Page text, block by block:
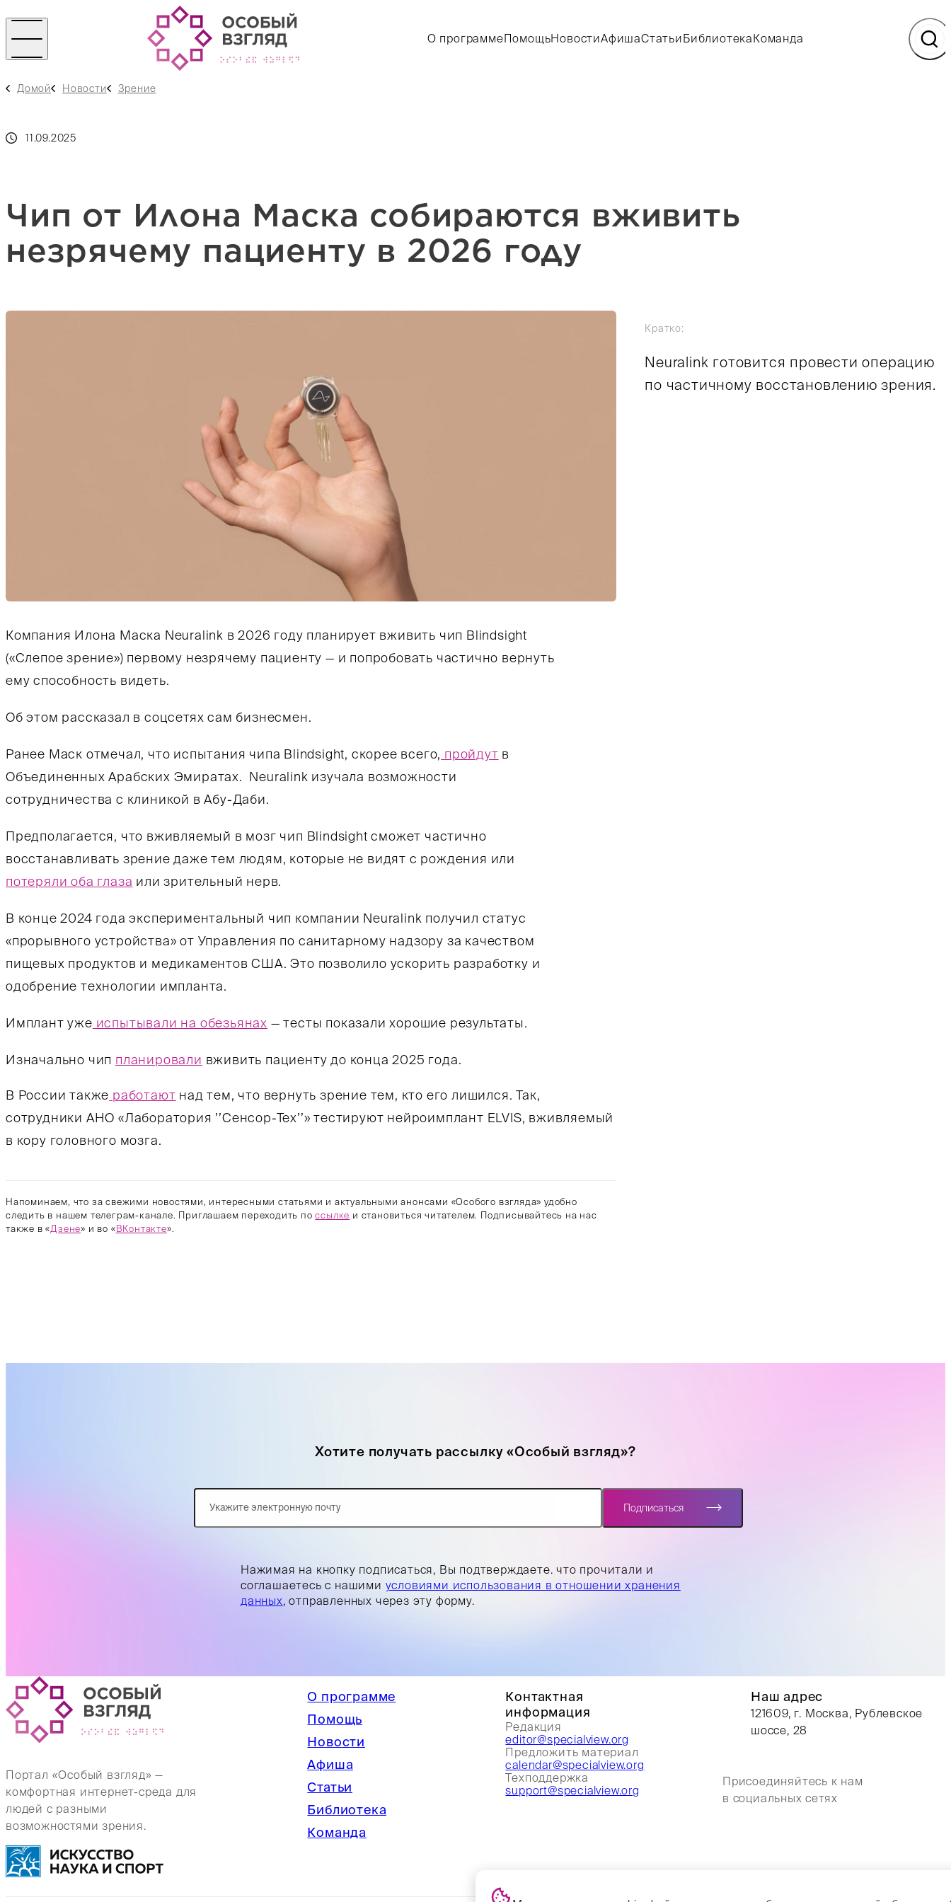
О программеПомощьНовостиАфишаСтатьиБиблиотекаКоманда
Домой Новости Зрение
11.09.2025
Чип от Илона Маска собираются вживить
незрячему пациенту в 2026 году
Кратко:
Neuralink готовится провести операцию
по частичному восстановлению зрения.
Компания Илона Маска Neuralink в 2026 году планирует вживить чип Blindsight
(«Слепое зрение») первому незрячему пациенту — и попробовать частично вернуть
ему способность видеть.
Об этом рассказал в соцсетях сам бизнесмен.
Ранее Маск отмечал, что испытания чипа Blindsight, скорее всего, пройдут в
Объединенных Арабских Эмиратах. Neuralink изучала возможности
сотрудничества с клиникой в Абу-Даби.
Предполагается, что вживляемый в мозг чип Blindsight сможет частично
восстанавливать зрение даже тем людям, которые не видят с рождения или
потеряли оба глаза или зрительный нерв.
В конце 2024 года экспериментальный чип компании Neuralink получил статус
«прорывного устройства» от Управления по санитарному надзору за качеством
пищевых продуктов и медикаментов США. Это позволило ускорить разработку и
одобрение технологии импланта.
Имплант уже испытывали на обезьянах — тесты показали хорошие результаты.
Изначально чип планировали вживить пациенту до конца 2025 года.
В России также работают над тем, что вернуть зрение тем, кто его лишился. Так,
сотрудники АНО «Лаборатория ’’Сенсор-Тех’’» тестируют нейроимплант ELVIS, вживляемый
в кору головного мозга.
Напоминаем, что за свежими новостями, интересными статьями и актуальными анонсами «Особого взгляда» удобно
следить в нашем телеграм-канале. Приглашаем переходить поссылке и становиться читателем. Подписывайтесь на нас
также в «Дзене» и во « ВКонтакте».
Хотите получать рассылку «Особый взгляд»?
Нажимая на кнопку подписаться, Вы подтверждаете. что прочитали и
соглашаетесь с нашими условиями использования в отношении хранения
данных, отправленных через эту форму.
Подписаться
Портал «Особый взгляд» —
комфортная интернет-среда для
людей с разными
возможностями зрения.
О программе
Помощь
Новости
Афиша
Статьи
Библиотека
Команда
Контактная
информация
Редакция
editor@specialview.org
Предложить материал
calendar@specialview.org
Техподдержка
support@specialview.org
Наш адрес
121609, г. Москва, Рублевское
шоссе, 28
Присоединяйтесь к нам
в социальных сетях